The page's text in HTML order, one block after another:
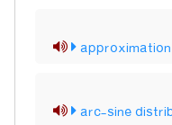
arc-sine